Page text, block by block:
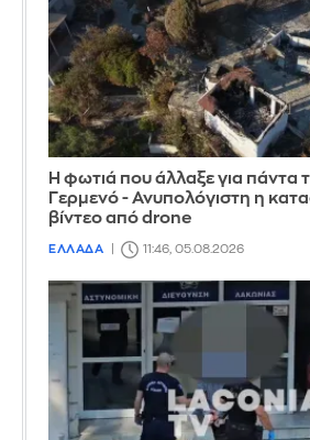
Η φωτιά που άλλαξε για πάντα
Γερμενό - Ανυπολόγιστη η
βίντεο από drone
ΕΛΛΑΔΑ 11:46, 05.08.2026